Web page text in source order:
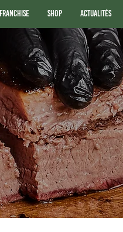
Franchise Shop Actualités